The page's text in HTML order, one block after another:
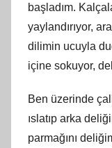
başladım.
yaylandırıyor,
dilimin ucuyla
içine sokuyor,
Ben üzerinde
ıslatıp arka
parmağını